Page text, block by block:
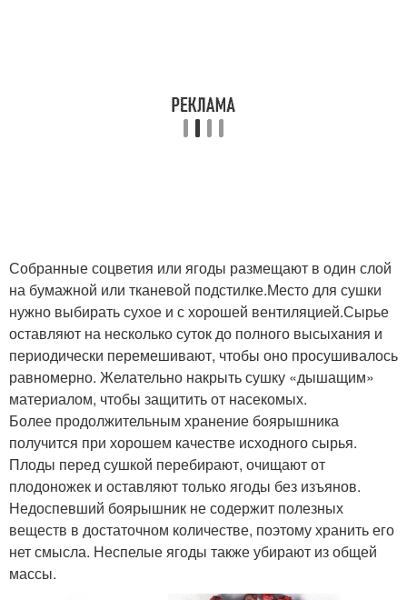
Заготовки из
боярышника
Сырое варение
Настойка из
боярышника
Боярышник на десерт
Блюда с боярышником Садовый боярышник
Сухой боярышник
боярышника
Собранные соцветия или ягоды размещают в один слой
на бумажной или тканевой подстилке.Место для сушки
нужно выбирать сухое и с хорошей вентиляцией.Сырье
оставляют на несколько суток до полного высыхания и
периодически перемешивают, чтобы оно просушивалось
равномерно. Желательно накрыть сушку «дышащим»
материалом, чтобы защитить от насекомых.
Более продолжительным хранение боярышника
получится при хорошем качестве исходного сырья.
Плоды перед сушкой перебирают, очищают от
плодоножек и оставляют только ягоды без изъянов.
Недоспевший боярышник не содержит полезных
веществ в достаточном количестве, поэтому хранить его
нет смысла. Неспелые ягоды также убирают из общей
массы.